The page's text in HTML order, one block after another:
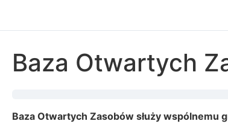
Baza Otwartych
Baza Otwartych Zasobów służy